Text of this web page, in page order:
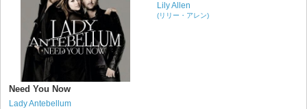
Need You Now
Lady Antebellum
Lily Allen
(リリー・アレン)